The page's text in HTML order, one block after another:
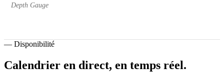
Depth Gauge
— Disponibilité
Calendrier en direct, en temps réel.